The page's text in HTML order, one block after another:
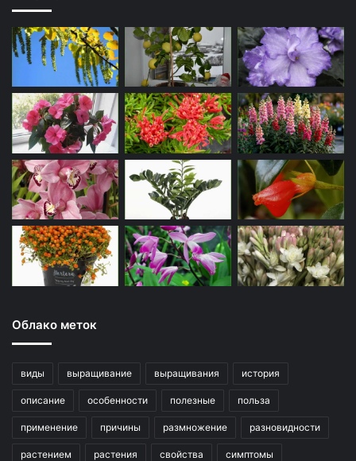
Облако меток
виды выращивание выращивания история
описание особенности полезные польза
применение причины размножение разновидности
растением растения свойства симптомы